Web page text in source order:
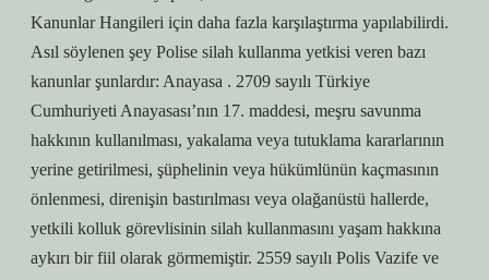
Kanunlar Hangileri için daha fazla karşılaştırma yapılabilirdi.
Asıl söylenen şey Polise silah kullanma yetkisi veren bazı
kanunlar şunlardır: Anayasa . 2709 sayılı Türkiye
Cumhuriyeti Anayasası’nın 17. maddesi, meşru savunma
hakkının kullanılması, yakalama veya tutuklama kararlarının
yerine getirilmesi, şüphelinin veya hükümlünün kaçmasının
önlenmesi, direnişin bastırılması veya olağanüstü hallerde,
yetkili kolluk görevlisinin silah kullanmasını yaşam hakkına
aykırı bir fiil olarak görmemiştir. 2559 sayılı Polis Vazife ve